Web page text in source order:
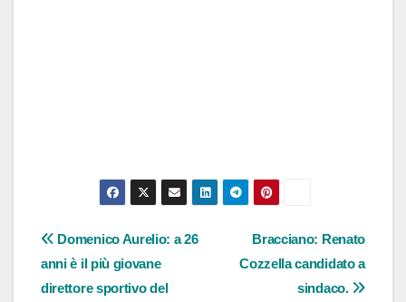
Navigazione
articoli
Bracciano: Renato
Cozzella candidato a
sindaco.
Domenico Aurelio: a 26
anni è il più giovane
direttore sportivo del